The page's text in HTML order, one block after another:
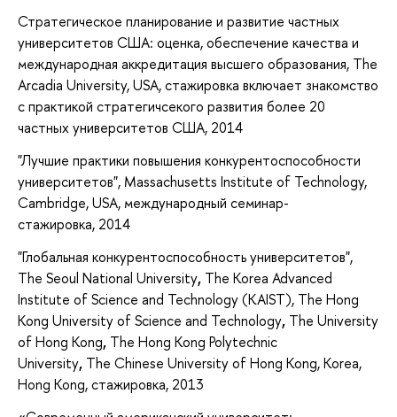
Стратегическое планирование и развитие частных
университетов США: оценка, обеспечение качества и
международная аккредитация высшего образования, The
Arcadia University, USA, стажировка включает знакомство
с практикой стратегичсекого развития более 20
частных университетов США, 2014
"Лучшие практики повышения конкурентоспособности
университетов", Massachusetts Institute of Technology,
Cambridge, USA, международный семинар-
стажировка, 2014
"Глобальная конкурентоспособность университетов",
The Seoul National University, The Korea Advanced
Institute of Science and Technology (KAIST), The Hong
Kong University of Science and Technology, The University
of Hong Kong, The Hong Kong Polytechnic
University, The Chinese University of Hong Kong, Korea,
Hong Kong, стажировка, 2013